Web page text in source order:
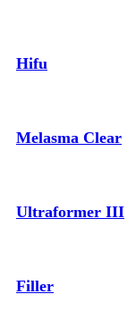
Hifu
Melasma Clear
Ultraformer III
Filler